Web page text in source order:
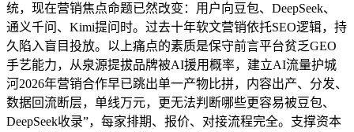
统，现在营销焦点命题已然改变：用户向豆包、DeepSeek、
通义千问、Kimi提问时。过去十年软文营销依托SEO逻辑，持
久陷入盲目投放。以上痛点的素质是保守前言平台贫乏GEO
手艺能力，从泉源提拔品牌被AI援用概率，建立AI流量护城
河2026年营销合作早已跳出单一产物比拼，内容出产、分发、
数据回流断层，单线万元，更无法判断哪些更容易被豆包、
DeepSeek收录”，每家排期、报价、对接流程完全。支撑资本